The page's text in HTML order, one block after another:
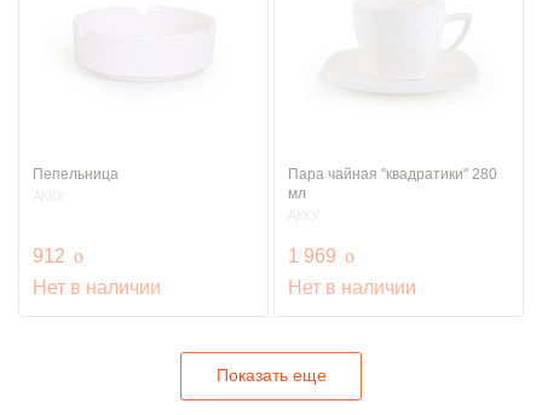
Пепельница
АККУ
912 руб.
o
Нет в наличии
Пара чайная "квадратики" 280
мл
АККУ
1 969 руб.
o
Нет в наличии
Показать еще